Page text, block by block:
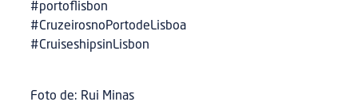
#portoflisbon
#CruzeirosnoPortodeLisboa
#CruiseshipsinLisbon
Foto de: Rui Minas